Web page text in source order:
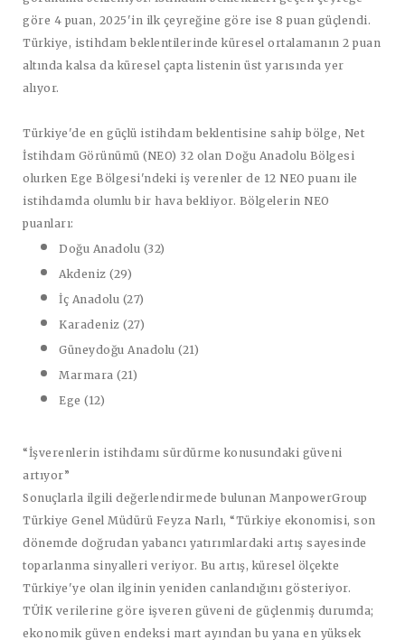
göre 4 puan, 2025'in ilk çeyreğine göre ise 8 puan güçlendi.
Türkiye, istihdam beklentilerinde küresel ortalamanın 2 puan
altında kalsa da küresel çapta listenin üst yarısında yer
alıyor.
Türkiye'de en güçlü istihdam beklentisine sahip bölge, Net
İstihdam Görünümü (NEO) 32 olan Doğu Anadolu Bölgesi
olurken Ege Bölgesi'ndeki iş verenler de 12 NEO puanı ile
istihdamda olumlu bir hava bekliyor. Bölgelerin NEO
puanları:
Doğu Anadolu (32)
Akdeniz (29)
İç Anadolu (27)
Karadeniz (27)
Güneydoğu Anadolu (21)
Marmara (21)
Ege (12)
“İşverenlerin istihdamı sürdürme konusundaki güveni
artıyor”
Sonuçlarla ilgili değerlendirmede bulunan ManpowerGroup
Türkiye Genel Müdürü Feyza Narlı, “Türkiye ekonomisi, son
dönemde doğrudan yabancı yatırımlardaki artış sayesinde
toparlanma sinyalleri veriyor. Bu artış, küresel ölçekte
Türkiye'ye olan ilginin yeniden canlandığını gösteriyor.
TÜİK verilerine göre işveren güveni de güçlenmiş durumda;
ekonomik güven endeksi mart ayından bu yana en yüksek